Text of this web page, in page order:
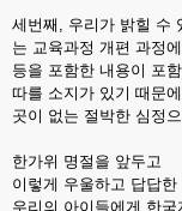
세번째, 우리가 밝힐 수
는 교육과정 개편 과정
등을 포함한 내용이 포
따를 소지가 있기 때문
곳이 없는 절박한 심정
한가위 명절을 앞두고
이렇게 우울하고 답답
우리의 아이들에게 한